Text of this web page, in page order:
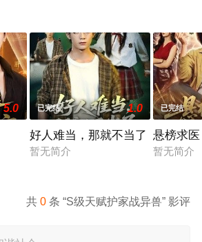
5.0 已完结 1.0
好人难当，那就不当了
暂无简介
已完结
悬榜求
暂无简介
共0 条 “S级天赋护家战异兽” 影评